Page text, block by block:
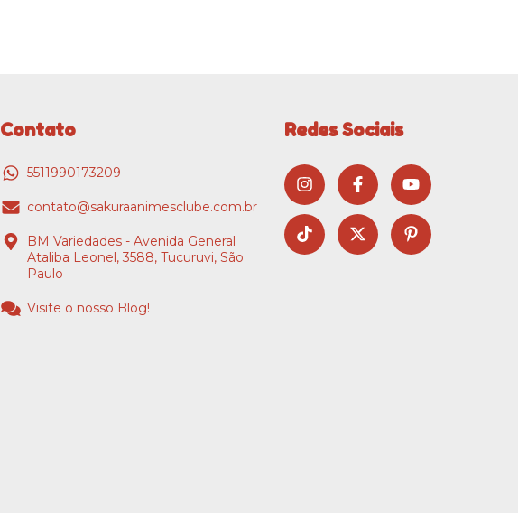
Contato
5511990173209
contato@sakuraanimesclube.com.br
BM Variedades - Avenida General
Ataliba Leonel, 3588, Tucuruvi, São
Paulo
Visite o nosso Blog!
Redes Sociais